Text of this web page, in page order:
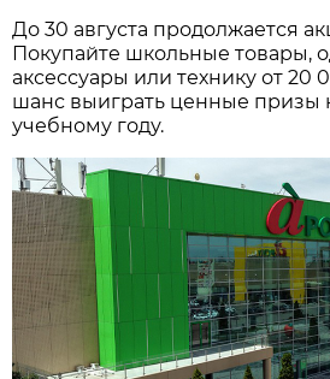
До 30 августа продолжается
Покупайте школьные товары,
аксессуары или технику от 20
шанс выиграть ценные призы
учебному году.